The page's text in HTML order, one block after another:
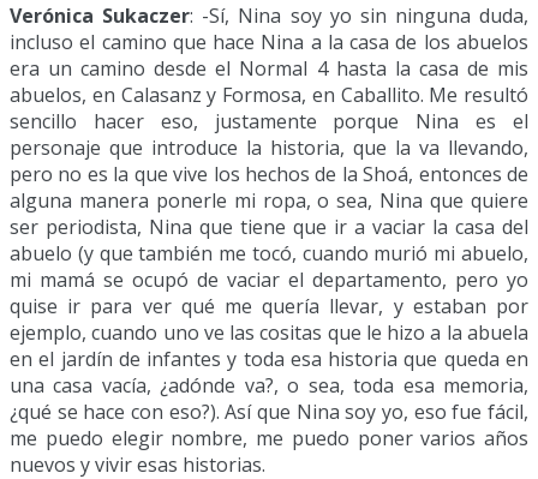
Verónica Sukaczer: -Sí, Nina soy yo sin ninguna duda,
incluso el camino que hace Nina a la casa de los abuelos
era un camino desde el Normal 4 hasta la casa de mis
abuelos, en Calasanz y Formosa, en Caballito. Me resultó
sencillo hacer eso, justamente porque Nina es el
personaje que introduce la historia, que la va llevando,
pero no es la que vive los hechos de la Shoá, entonces de
alguna manera ponerle mi ropa, o sea, Nina que quiere
ser periodista, Nina que tiene que ir a vaciar la casa del
abuelo (y que también me tocó, cuando murió mi abuelo,
mi mamá se ocupó de vaciar el departamento, pero yo
quise ir para ver qué me quería llevar, y estaban por
ejemplo, cuando uno ve las cositas que le hizo a la abuela
en el jardín de infantes y toda esa historia que queda en
una casa vacía, ¿adónde va?, o sea, toda esa memoria,
¿qué se hace con eso?). Así que Nina soy yo, eso fue fácil,
me puedo elegir nombre, me puedo poner varios años
nuevos y vivir esas historias.